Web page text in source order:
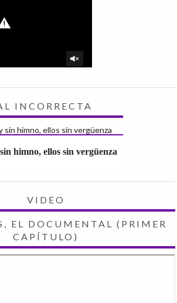
INCORRECTA
himno, ellos sin vergüenza
VIDEO
EL DOCUMENTAL (PRIMER
CAPÍTULO)